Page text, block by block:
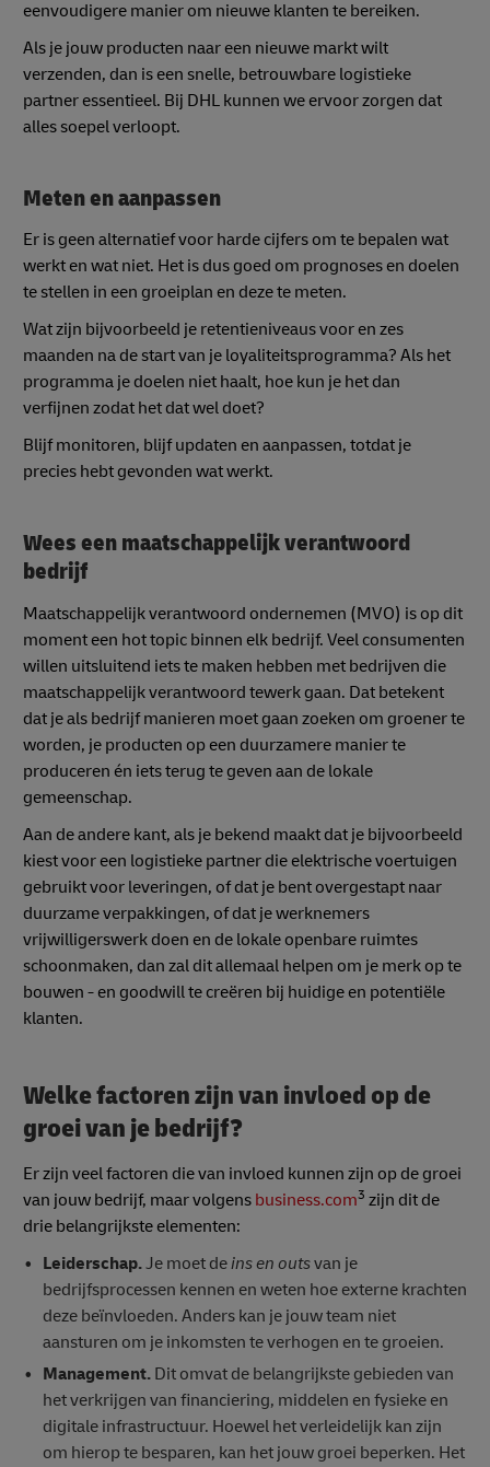
eenvoudigere manier om nieuwe klanten te bereiken.
Als je jouw producten naar een nieuwe markt wilt
verzenden, dan is een snelle, betrouwbare logistieke
partner essentieel. Bij DHL kunnen we ervoor zorgen dat
alles soepel verloopt.
Meten en aanpassen
Er is geen alternatief voor harde cijfers om te bepalen wat
werkt en wat niet. Het is dus goed om prognoses en doelen
te stellen in een groeiplan en deze te meten.
Wat zijn bijvoorbeeld je retentieniveaus voor en zes
maanden na de start van je loyaliteitsprogramma? Als het
programma je doelen niet haalt, hoe kun je het dan
verfijnen zodat het dat wel doet?
Blijf monitoren, blijf updaten en aanpassen, totdat je
precies hebt gevonden wat werkt.
Wees een maatschappelijk verantwoord
bedrijf
Maatschappelijk verantwoord ondernemen (MVO) is op dit
moment een hot topic binnen elk bedrijf. Veel consumenten
willen uitsluitend iets te maken hebben met bedrijven die
maatschappelijk verantwoord tewerk gaan. Dat betekent
dat je als bedrijf manieren moet gaan zoeken om groener te
worden, je producten op een duurzamere manier te
produceren én iets terug te geven aan de lokale
gemeenschap.
Aan de andere kant, als je bekend maakt dat je bijvoorbeeld
kiest voor een logistieke partner die elektrische voertuigen
gebruikt voor leveringen, of dat je bent overgestapt naar
duurzame verpakkingen, of dat je werknemers
vrijwilligerswerk doen en de lokale openbare ruimtes
schoonmaken, dan zal dit allemaal helpen om je merk op te
bouwen - en goodwill te creëren bij huidige en potentiële
klanten.
Welke factoren zijn van invloed op de
groei van je bedrijf?
Er zijn veel factoren die van invloed kunnen zijn op de groei
van jouw bedrijf, maar volgens business.com3 zijn dit de
drie belangrijkste elementen:
Leiderschap.Je moet deins en outsvan je
bedrijfsprocessen kennen en weten hoe externe krachten
deze beïnvloeden. Anders kan je jouw team niet
aansturen om je inkomsten te verhogen en te groeien.
Management.Dit omvat de belangrijkste gebieden van
het verkrijgen van financiering, middelen en fysieke en
digitale infrastructuur. Hoewel het verleidelijk kan zijn
om hierop te besparen, kan het jouw groei beperken. Het